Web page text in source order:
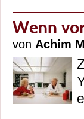
Wenn
von Achim